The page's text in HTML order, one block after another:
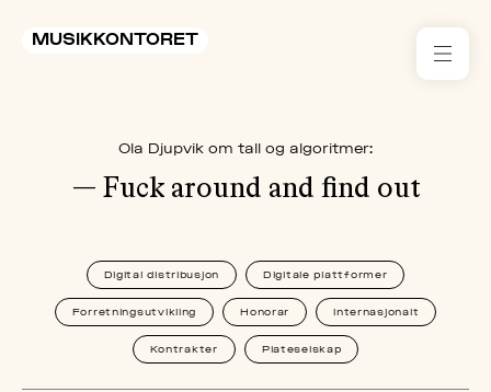
MUSIKKONTORET
Ola Djupvik om tall og algoritmer:
— Fuck around and find out
Digital distribusjon Digitale plattformer
Forretningsutvikling Honorar Internasjonalt
Kontrakter Plateselskap